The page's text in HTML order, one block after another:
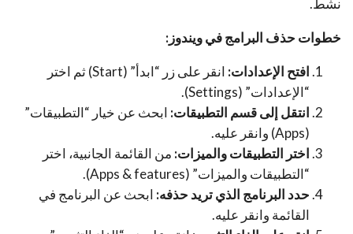
خطوات حذف البرامج في ويندوز:
افتح الإعدادات:
انقر على زر “ابدأ” (Start) ثم اختر
“الإعدادات” (Settings).
انتقل إلى قسم التطبيقات: ابحث عن خيار “التطبيقات”
(Apps) وانقر عليه.
اختر التطبيقات والميزات: من القائمة الجانبية، اختر
“التطبيقات والميزات” (Apps & features).
حدد البرنامج الذي تريد حذفه: ابحث عن البرنامج في
القائمة وانقر عليه.